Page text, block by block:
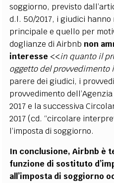
soggiorno, previsto
d.l. 50/2017, i giudici
principale e quello per
doglianze di Airbnb non
interesse <<in quanto il
oggetto del provvedimento
parere dei giudici, i
provvedimento
2017 e la successiva
2017 (cd. “circolare
l’imposta di soggiorno.
In conclusione, Airbnb è
funzione di sostituto
all’imposta di soggiorno